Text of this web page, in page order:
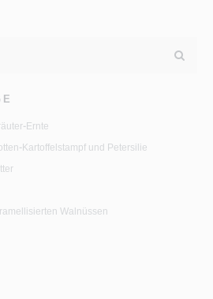
Ernte
Kartoffelstampf und Petersilie
Walnüssen